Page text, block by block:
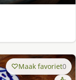
Maak favoriet0